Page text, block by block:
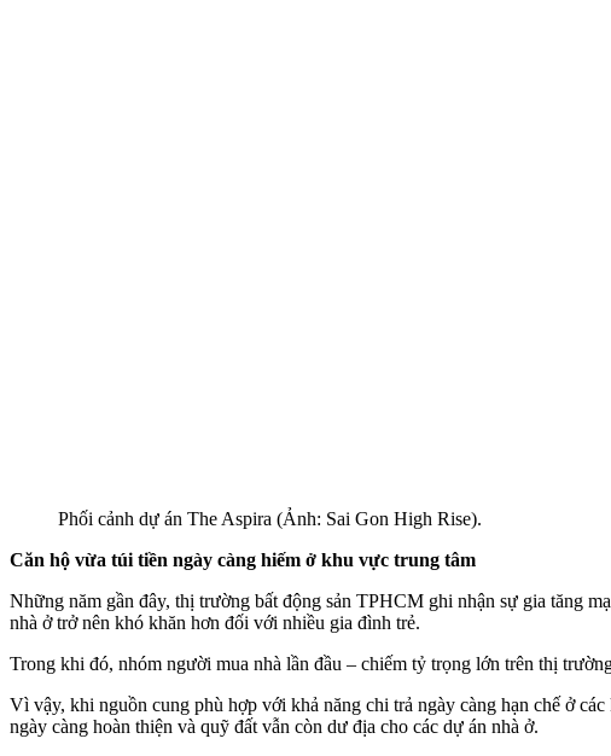
Phối cảnh dự án The Aspira (Ảnh: Sai Gon High Rise).
Căn hộ vừa túi tiền ngày càng hiếm ở khu vực trung tâm
Những năm gần đây, thị trường bất động sản TPHCM ghi nhận sự gia tăng
nhà ở trở nên khó khăn hơn đối với nhiều gia đình trẻ.
Trong khi đó, nhóm người mua nhà lần đầu – chiếm tỷ trọng lớn trên thị
Vì vậy, khi nguồn cung phù hợp với khả năng chi trả ngày càng hạn chế ở
ngày càng hoàn thiện và quỹ đất vẫn còn dư địa cho các dự án nhà ở.